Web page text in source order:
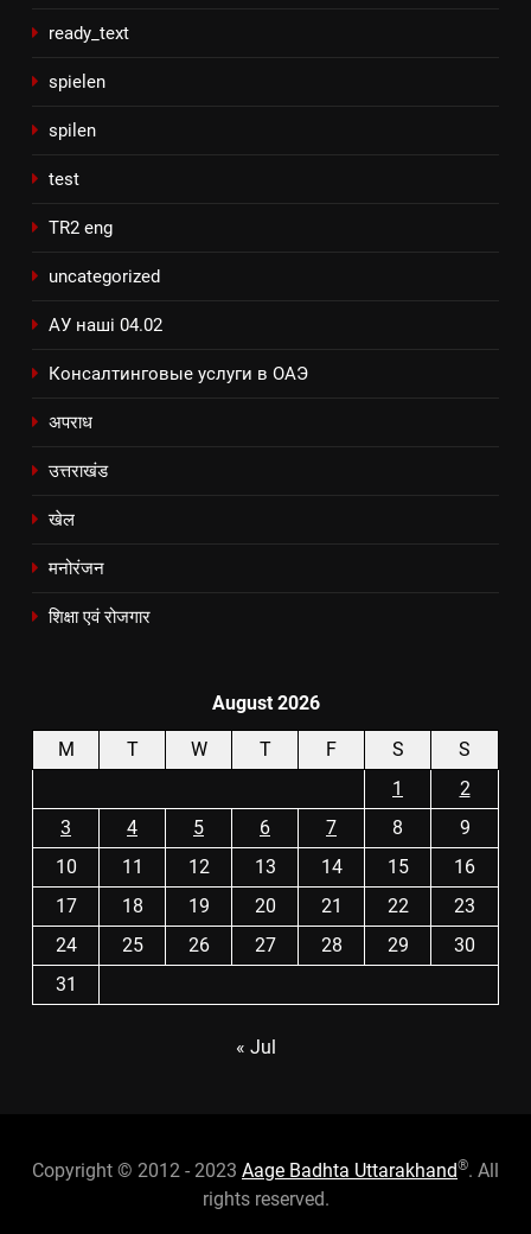
ready_text
spielen
spilen
test
TR2 eng
uncategorized
АУ наші 04.02
Консалтинговые услуги в ОАЭ
अपराध
उत्तराखंड
खेल
मनोरंजन
शिक्षा एवं रोजगार
August 2026
M T W T F S
S
1
2
3
4 5 6 7 8
9
10
11 12 13 14 15
16
17
18 19 20 21 22
23
24
25 26 27 28 29
30
31
« Jul
Copyright © 2012 - 2023 Aage Badhta Uttarakhand®. All
rights reserved.